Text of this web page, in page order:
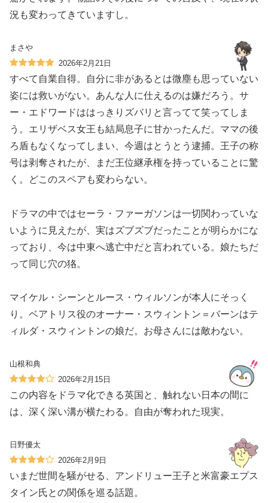
況も変わってきていますし。
まさや
2026年2月21日
すべて自業自得。自分に非があるとは微塵も思っていない
姿には救いがない。あんな人に仕えるのは嫌だろう。サ
ー・エドワードははっきりズバリと言ってて笑ってしま
う。エリザベス女王も結局息子に甘かったんだ。ママの後
ろ盾もなくなってしまい、今週はとうとう逮捕。王子の称
号は剥奪されたが、まだ王位継承権を持っていることに驚
く。どこのスペアも変わらない。
ドラマの中ではセーラ・ファーガソンは一切関わっていな
いように見えたが、実はズブズブだったことが明らかにな
っており、今は中東へ逃亡中だと言われている。娘たちだ
って同じ穴の狢。
マイケル・シーンとルース・ウィルソンが本人にそっく
り。ベアトリス役のオーナー・スウィントン＝バーンはテ
ィルダ・スウィントンの娘だ。お母さんには敵わない。
山根和典
2026年2月15日
この内容をドラマ化できる英国と、触れない日本の間に
は、深く深い溝が横たわる。自由が奪われた現実。
日野優太
2026年2月9日
いまだ世間を騒がせる、アンドリュー王子と米富豪エプス
タイン氏との関係を巡る話題。